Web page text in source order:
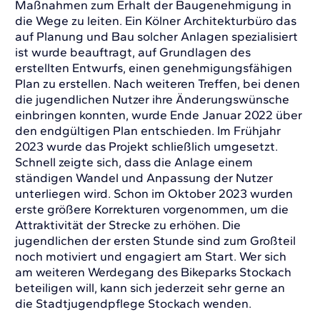
Maßnahmen zum Erhalt der Baugenehmigung in
die Wege zu leiten. Ein Kölner Architekturbüro das
auf Planung und Bau solcher Anlagen spezialisiert
ist wurde beauftragt, auf Grundlagen des
erstellten Entwurfs, einen genehmigungsfähigen
Plan zu erstellen. Nach weiteren Treffen, bei denen
die jugendlichen Nutzer ihre Änderungswünsche
einbringen konnten, wurde Ende Januar 2022 über
den endgültigen Plan entschieden. Im Frühjahr
2023 wurde das Projekt schließlich umgesetzt.
Schnell zeigte sich, dass die Anlage einem
ständigen Wandel und Anpassung der Nutzer
unterliegen wird. Schon im Oktober 2023 wurden
erste größere Korrekturen vorgenommen, um die
Attraktivität der Strecke zu erhöhen. Die
jugendlichen der ersten Stunde sind zum Großteil
noch motiviert und engagiert am Start. Wer sich
am weiteren Werdegang des Bikeparks Stockach
beteiligen will, kann sich jederzeit sehr gerne an
die Stadtjugendpflege Stockach wenden.